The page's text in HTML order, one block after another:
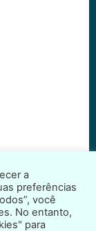
a
preferências
você
No entanto,
para